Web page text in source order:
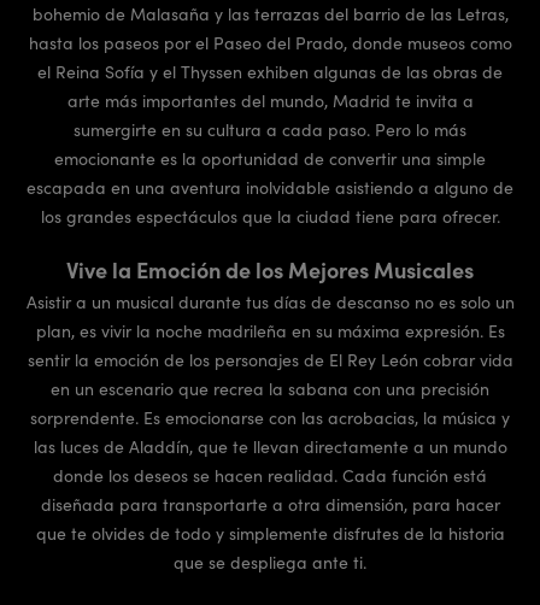
bohemio de Malasaña y las terrazas del barrio de las Letras,
hasta los paseos por el Paseo del Prado, donde museos como
el Reina Sofía y el Thyssen exhiben algunas de las obras de
arte más importantes del mundo, Madrid te invita a
sumergirte en su cultura a cada paso. Pero lo más
emocionante es la oportunidad de convertir una simple
escapada en una aventura inolvidable asistiendo a alguno de
los grandes espectáculos que la ciudad tiene para ofrecer.
Vive la Emoción de los Mejores Musicales
Asistir a un musical durante tus días de descanso no es solo un
plan, es vivir la noche madrileña en su máxima expresión. Es
sentir la emoción de los personajes de El Rey León cobrar vida
en un escenario que recrea la sabana con una precisión
sorprendente. Es emocionarse con las acrobacias, la música y
las luces de Aladdín, que te llevan directamente a un mundo
donde los deseos se hacen realidad. Cada función está
diseñada para transportarte a otra dimensión, para hacer
que te olvides de todo y simplemente disfrutes de la historia
que se despliega ante ti.